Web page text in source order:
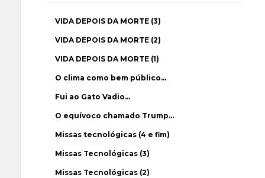
VIDA DEPOIS DA MORTE (3)
VIDA DEPOIS DA MORTE (2)
VIDA DEPOIS DA MORTE (1)
O clima como bem público…
Fui ao Gato Vadio…
O equívoco chamado Trump…
Missas tecnológicas (4 e fim)
Missas Tecnológicas (3)
Missas Tecnológicas (2)